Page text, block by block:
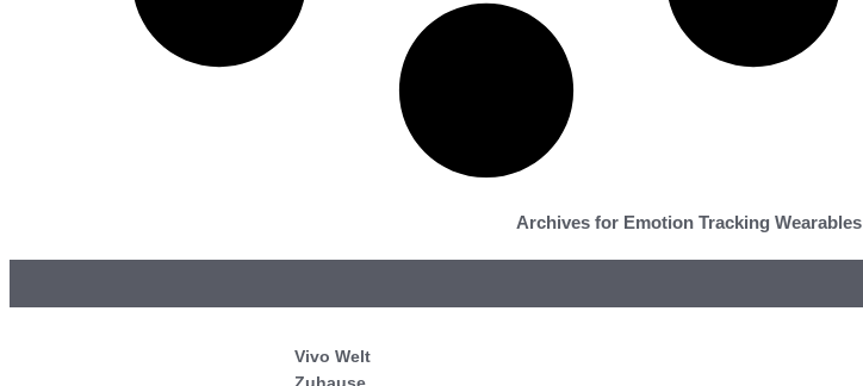
Archives for Emotion Tracking Wearables
Vivo Welt